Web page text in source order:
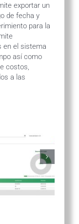
exportar un
de fecha y
para la
en el sistema
así como
costos,
a las